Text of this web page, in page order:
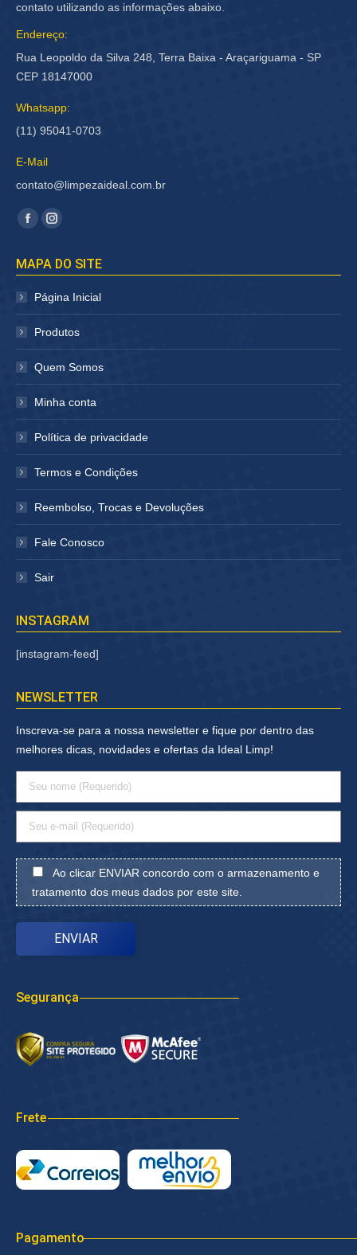
contato utilizando as informações abaixo.
Endereço:
Rua Leopoldo da Silva 248, Terra Baixa - Araçariguama - SP
CEP 18147000
Whatsapp:
(11) 95041-0703
E-Mail
contato@limpezaideal.com.br
Encontre-nos em:
Facebook
abre
em
janela
Instagram
abre
janela
MAPA DO SITE
Página Inicial
Produtos
Quem Somos
Minha conta
Política de privacidade
Termos e Condições
Reembolso, Trocas e Devoluções
Fale Conosco
Sair
INSTAGRAM
[instagram-feed]
NEWSLETTER
Inscreva-se para a nossa newsletter e fique por dentro das
melhores dicas, novidades e ofertas da Ideal Limp!
Ao clicar ENVIAR concordo com o armazenamento e
tratamento dos meus dados por este site.
Segurança
Frete
Pagamento